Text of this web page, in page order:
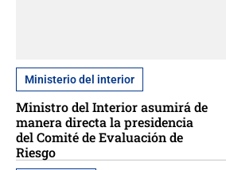
Ministerio del interior
Ministro del Interior asumirá de
manera directa la presidencia
del Comité de Evaluación de
Riesgo